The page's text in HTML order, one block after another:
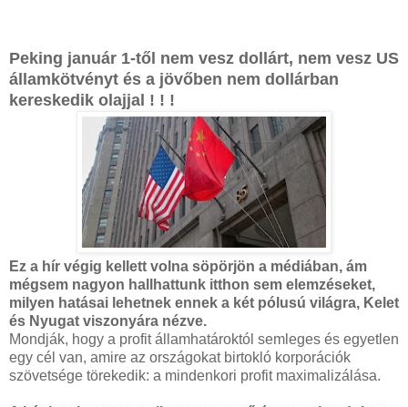
Peking január 1-től nem vesz dollárt, nem vesz US
államkötvényt és a jövőben nem dollárban
kereskedik olajjal ! ! !
Ez a hír végig kellett volna söpörjön a médiában, ám
mégsem nagyon hallhattunk itthon sem elemzéseket,
milyen hatásai lehetnek ennek a két pólusú világra, Kelet
és Nyugat viszonyára nézve.
Mondják, hogy a profit államhatároktól semleges és egyetlen
egy cél van, amire az országokat birtokló korporációk
szövetsége törekedik: a mindenkori profit maximalizálása.